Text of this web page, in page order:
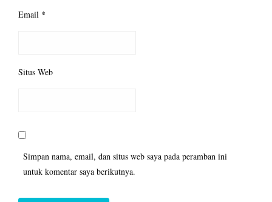
Email *
Situs Web
Simpan nama, email, dan situs web saya pada peramban ini
untuk komentar saya berikutnya.